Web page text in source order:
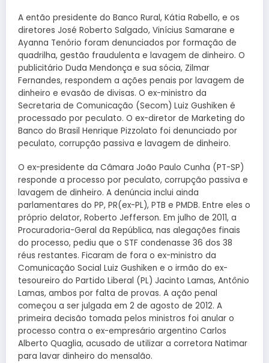
A então presidente do Banco Rural, Kátia Rabello, e os
diretores José Roberto Salgado, Vinícius Samarane e
Ayanna Tenório foram denunciados por formação de
quadrilha, gestão fraudulenta e lavagem de dinheiro. O
publicitário Duda Mendonça e sua sócia, Zilmar
Fernandes, respondem a ações penais por lavagem de
dinheiro e evasão de divisas. O ex-ministro da
Secretaria de Comunicação (Secom) Luiz Gushiken é
processado por peculato. O ex-diretor de Marketing do
Banco do Brasil Henrique Pizzolato foi denunciado por
peculato, corrupção passiva e lavagem de dinheiro.
O ex-presidente da Câmara João Paulo Cunha (PT-SP)
responde a processo por peculato, corrupção passiva e
lavagem de dinheiro. A denúncia inclui ainda
parlamentares do PP, PR(ex-PL), PTB e PMDB. Entre eles o
próprio delator, Roberto Jefferson. Em julho de 2011, a
Procuradoria-Geral da República, nas alegações finais
do processo, pediu que o STF condenasse 36 dos 38
réus restantes. Ficaram de fora o ex-ministro da
Comunicação Social Luiz Gushiken e o irmão do ex-
tesoureiro do Partido Liberal (PL) Jacinto Lamas, Antônio
Lamas, ambos por falta de provas. A ação penal
começou a ser julgada em 2 de agosto de 2012. A
primeira decisão tomada pelos ministros foi anular o
processo contra o ex-empresário argentino Carlos
Alberto Quaglia, acusado de utilizar a corretora Natimar
para lavar dinheiro do mensalão.